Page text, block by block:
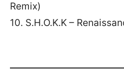
Remix)
10. S.H.O.K.K –